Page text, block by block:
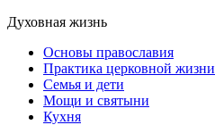
Духовная жизнь
Основы православия
Практика церковной жизни
Семья и дети
Мощи и святыни
Кухня